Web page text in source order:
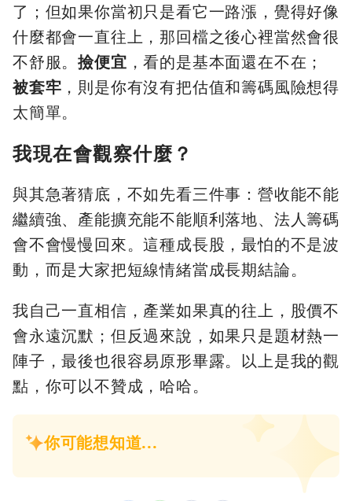
了；但如果你當初只是看它一路漲，覺得好像
什麼都會一直往上，那回檔之後心裡當然會很
不舒服。撿便宜 ，看的是基本面還在不在；
被套牢 ，則是你有沒有把估值和籌碼風險想得
太簡單。
我現在會觀察什麼？
與其急著猜底，不如先看三件事：營收能不能
繼續強、產能擴充能不能順利落地、法人籌碼
會不會慢慢回來。這種成長股，最怕的不是波
動，而是大家把短線情緒當成長期結論。
我自己一直相信，產業如果真的往上，股價不
會永遠沉默；但反過來說，如果只是題材熱一
陣子，最後也很容易原形畢露。以上是我的觀
點，你可以不贊成，哈哈。